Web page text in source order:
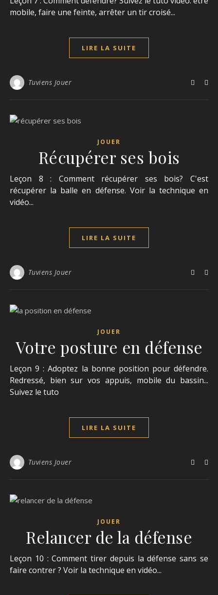
mobile, faire une feinte, arrêter un tir croisé...
LIRE LA SUITE
Tuviens Jouer
JOUER
Récupérer ses bois
Leçon 8 : Comment récupérer ses bois? C'est
récupérer la balle en défense. Voir la technique en
vidéo...
LIRE LA SUITE
Tuviens Jouer
JOUER
Votre posture en défense
Leçon 9 : Adoptez la bonne position pour défendre.
Redressé, bien sur vos appuis, mobile du bassin...
Suivez le tuto
LIRE LA SUITE
Tuviens Jouer
JOUER
Relancer de la défense
Leçon 10 : Comment tirer depuis la défense sans se
faire contrer ? Voir la technique en vidéo...